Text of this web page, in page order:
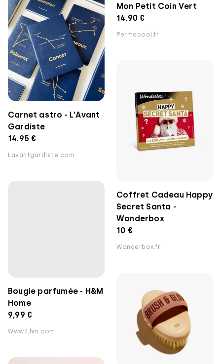
Mon Petit Coin Vert
14.90 €
Permacool.fr
Carnet astro - L'Avant
Gardiste
14.95 €
Lavantgardiste.com
Coffret Cadeau Happy
Secret Santa -
Wonderbox
10 €
Wonderbox.fr
Bougie parfumée - H&M
Home
9,99 €
Www2.hm.com